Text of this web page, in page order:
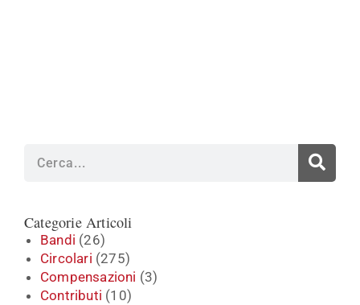
Categorie Articoli
Bandi (26)
Circolari (275)
Compensazioni (3)
Contributi (10)